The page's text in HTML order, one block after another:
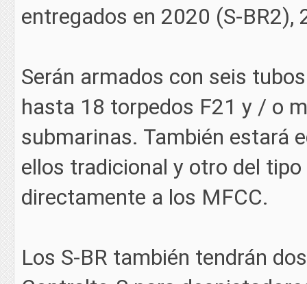
entregados en 2020 (S-BR2),
Serán armados con seis
hasta 18 torpedos F21 y / o
submarinas. También estará
ellos tradicional y otro del
directamente a los MFCC.
Los S-BR también tendrán